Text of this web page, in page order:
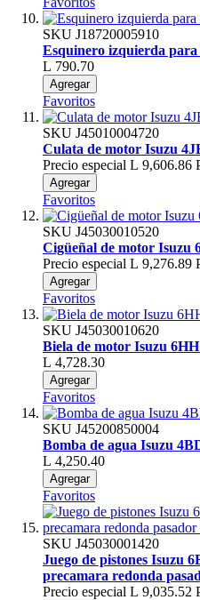
SKU J18720005910
Esquinero izquierda
L 790.70
Agregar
Favoritos
SKU J45010004720
Culata de motor Isuzu
Precio especial L 9,606.86
Agregar
Favoritos
SKU J45030010520
Cigüeñal de motor Isuzu
Precio especial L 9,276.89
Agregar
Favoritos
SKU J45030010620
Biela de motor Isuzu
L 4,728.30
Agregar
Favoritos
SKU J45200850004
Bomba de agua Isuzu
L 4,250.40
Agregar
Favoritos
SKU J45030001420
Juego de pistones Isuzu
precamara redonda
Precio especial L 9,035.52